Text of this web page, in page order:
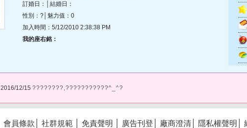
訂婚日：│結婚日：
性別：?│魅力值：0
加入時間：5/12/2010 2:38:38 PM
我的座右銘：
2016/12/15 ????????,???????????^_^?
會員條款 社群規範 免責聲明 廣告刊登 廠商澄清 隱私權聲明